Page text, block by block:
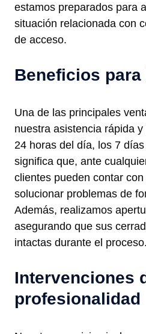
estamos preparados para
situación relacionada con
de acceso.
Beneficios
Una de las principales
nuestra asistencia rápida
24 horas del día, los 7
significa que, ante
clientes pueden contar
solucionar problemas de
Además, realizamos
asegurando que sus
intactas durante el proceso.
Intervenciones
profesionalidad